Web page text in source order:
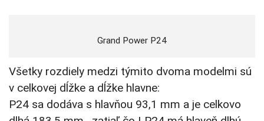
Grand Power P24
Všetky rozdiely medzi týmito dvoma modelmi sú
v celkovej dĺžke a dĺžke hlavne:
P24 sa dodáva s hlavňou 93,1 mm a je celkovo